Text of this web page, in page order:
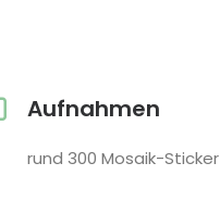
Aufnahmen
rund 300 Mosaik-Sticker